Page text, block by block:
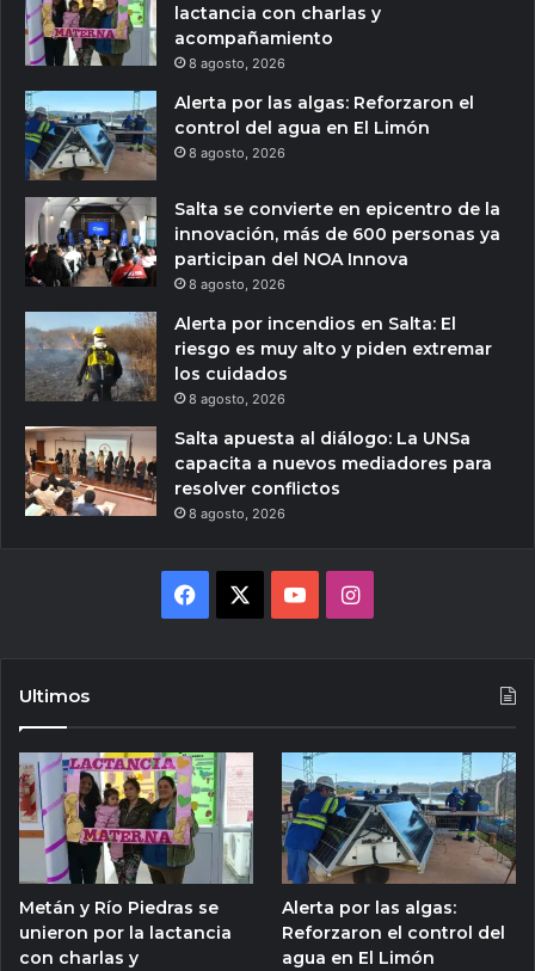
lactancia con charlas y
acompañamiento
8 agosto, 2026
Alerta por las algas: Reforzaron el
control del agua en El Limón
8 agosto, 2026
Salta se convierte en epicentro de la
innovación, más de 600 personas ya
participan del NOA Innova
8 agosto, 2026
Alerta por incendios en Salta: El
riesgo es muy alto y piden extremar
los cuidados
8 agosto, 2026
Salta apuesta al diálogo: La UNSa
capacita a nuevos mediadores para
resolver conflictos
8 agosto, 2026
Facebook YouTubeInstagram
Ultimos
Metán y Río Piedras se
unieron por la lactancia
con charlas y
Alerta por las algas:
Reforzaron el control del
agua en El Limón